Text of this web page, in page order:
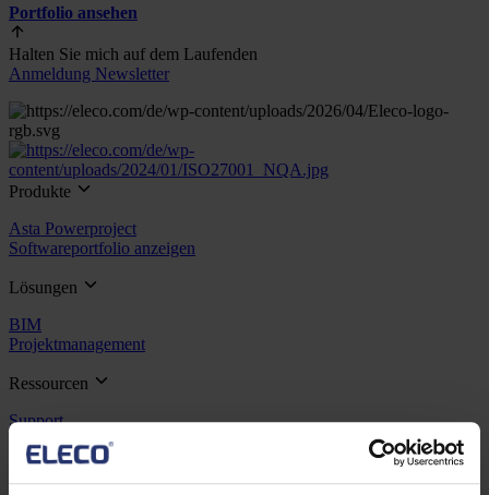
Portfolio ansehen
Halten Sie mich auf dem Laufenden
Anmeldung Newsletter
Produkte
Asta Powerproject
Softwareportfolio anzeigen
Lösungen
BIM
Projektmanagement
Ressourcen
Support
Training
Webinare
Kontaktieren Sie uns